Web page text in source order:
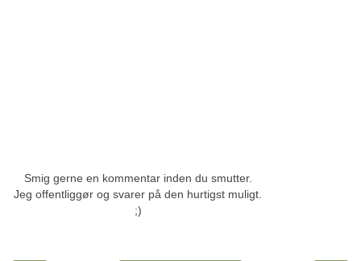
Smig gerne en kommentar inden du smutter.
Jeg offentliggør og svarer på den hurtigst muligt.
;)